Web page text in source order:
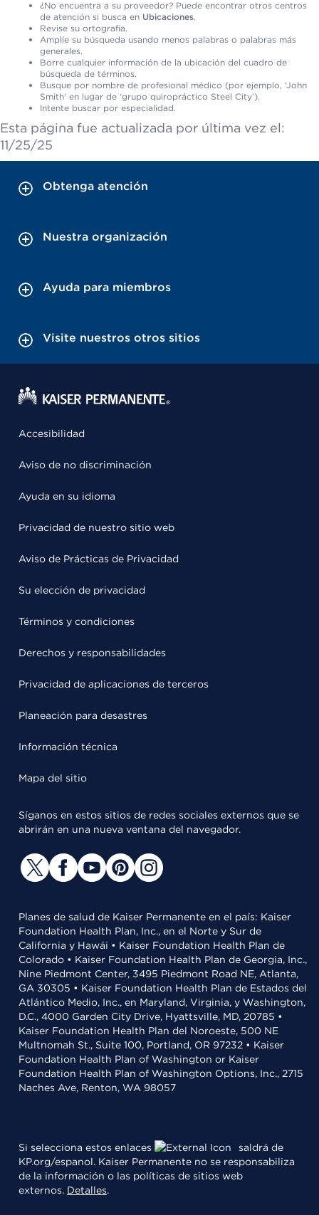
¿No encuentra a su proveedor? Puede encontrar otros centros
de atención si busca en Ubicaciones.
Revise su ortografía.
Amplíe su búsqueda usando menos palabras o palabras más
generales.
Borre cualquier información de la ubicación del cuadro de
búsqueda de términos.
Busque por nombre de profesional médico (por ejemplo, ‘John
Smith’ en lugar de ‘grupo quiropráctico Steel City’).
Intente buscar por especialidad.
Esta página fue actualizada por última vez el:
11/25/25
Obtenga atención
Nuestra organización
Ayuda para miembros
Visite nuestros otros sitios
Accesibilidad
Aviso de no discriminación
Ayuda en su idioma
Privacidad de nuestro sitio web
Aviso de Prácticas de Privacidad
Su elección de privacidad
Términos y condiciones
Derechos y responsabilidades
Privacidad de aplicaciones de terceros
Planeación para desastres
Información técnica
Mapa del sitio
Síganos en estos sitios de redes sociales externos que se
abrirán en una nueva ventana del navegador.
Planes de salud de Kaiser Permanente en el país: Kaiser
Foundation Health Plan, Inc., en el Norte y Sur de
California y Hawái • Kaiser Foundation Health Plan de
Colorado • Kaiser Foundation Health Plan de Georgia, Inc.,
Nine Piedmont Center, 3495 Piedmont Road NE, Atlanta,
GA 30305 • Kaiser Foundation Health Plan de Estados del
Atlántico Medio, Inc., en Maryland, Virginia, y Washington,
D.C., 4000 Garden City Drive, Hyattsville, MD, 20785 •
Kaiser Foundation Health Plan del Noroeste, 500 NE
Multnomah St., Suite 100, Portland, OR 97232 • Kaiser
Foundation Health Plan of Washington or Kaiser
Foundation Health Plan of Washington Options, Inc., 2715
Naches Ave, Renton, WA 98057
Si selecciona estos enlaces
saldrá de
KP.org/espanol. Kaiser Permanente no se responsabiliza
de la información o las políticas de sitios web
externos. Detalles.